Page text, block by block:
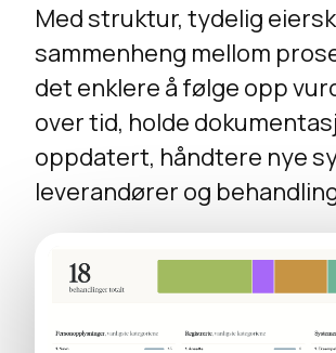
Med struktur, tydelig
sammenheng mellom
det enklere å følge opp
over tid, holde
oppdatert, håndtere nye
leverandører og